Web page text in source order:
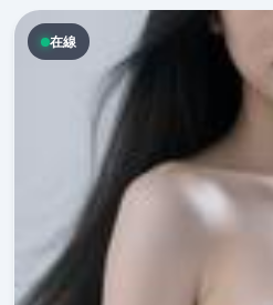
在線